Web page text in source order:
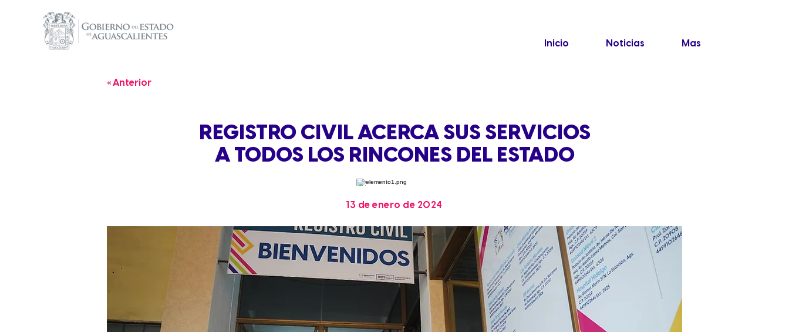
Inicio Noticias Mas
« Anterior
REGISTRO CIVIL ACERCA SUS SERVICIOS
A TODOS LOS RINCONES DEL ESTADO
13 de enero de 2024